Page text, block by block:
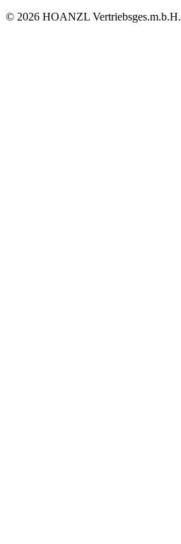
© 2026 HOANZL Vertriebsges.m.b.H.